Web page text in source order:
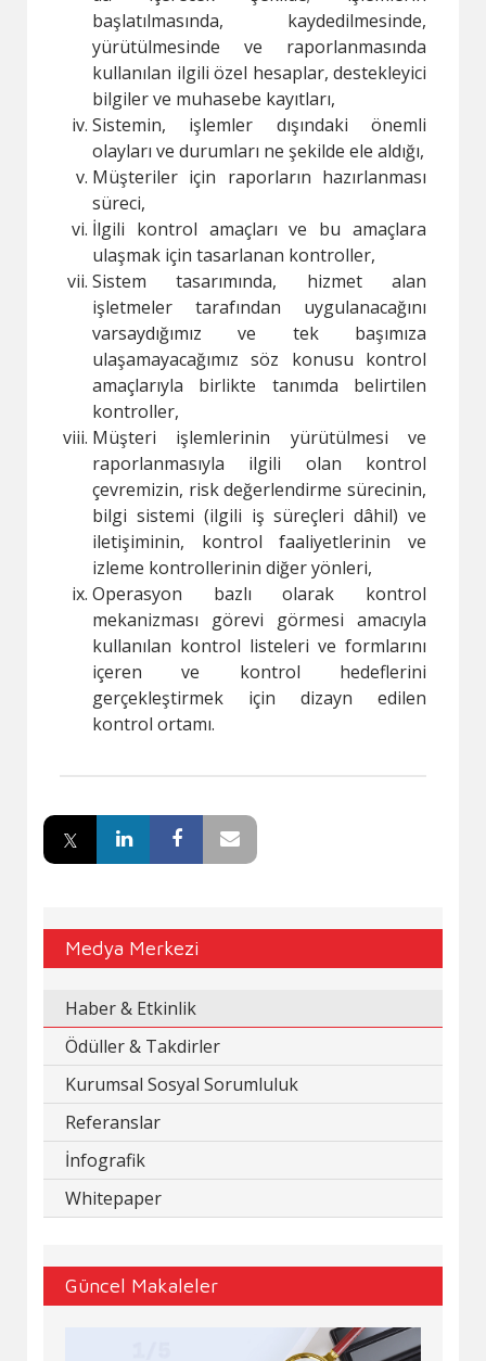
başlatılmasında, kaydedilmesinde,
yürütülmesinde ve raporlanmasında
kullanılan ilgili özel hesaplar, destekleyici
bilgiler ve muhasebe kayıtları,
Sistemin, işlemler dışındaki önemli
olayları ve durumları ne şekilde ele aldığı,
Müşteriler için raporların hazırlanması
süreci,
İlgili kontrol amaçları ve bu amaçlara
ulaşmak için tasarlanan kontroller,
Sistem tasarımında, hizmet alan
işletmeler tarafından uygulanacağını
varsaydığımız ve tek başımıza
ulaşamayacağımız söz konusu kontrol
amaçlarıyla birlikte tanımda belirtilen
kontroller,
Müşteri işlemlerinin yürütülmesi ve
raporlanmasıyla ilgili olan kontrol
çevremizin, risk değerlendirme sürecinin,
bilgi sistemi (ilgili iş süreçleri dâhil) ve
iletişiminin, kontrol faaliyetlerinin ve
izleme kontrollerinin diğer yönleri,
Operasyon bazlı olarak kontrol
mekanizması görevi görmesi amacıyla
kullanılan kontrol listeleri ve formlarını
içeren ve kontrol hedeflerini
gerçekleştirmek için dizayn edilen
kontrol ortamı.
Medya Merkezi
Haber & Etkinlik
Ödüller & Takdirler
Kurumsal Sosyal Sorumluluk
Referanslar
İnfografik
Whitepaper
Güncel Makaleler